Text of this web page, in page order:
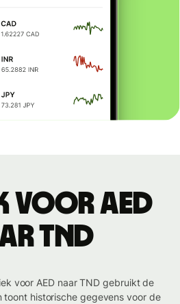
voor AED
TND
voor AED naar TND gebruikt de
toont historische gegevens voor de